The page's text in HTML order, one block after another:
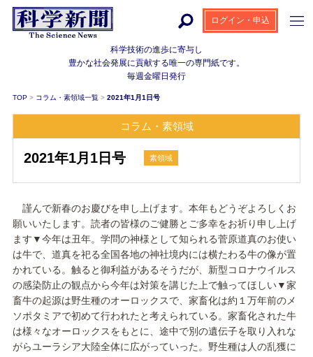
科学技術の進歩に寄与し
豊かな社会発展に貢献する唯一の専門紙です。
毎週金曜日発行
ログイン・申込
TOP > コラム・素領域一覧 > 2021年1月1日号
コラム・素領域
2021年1月1日号 素領域
謹んで新春のお慶びを申し上げます。本年もどうぞよろしくお
願いいたします。読者の皆様のご健勝とご多幸をお祈り申し上げ
ます▼今年は丑年。学問の神様として知られる菅原道真のお使い
は牛で、道真を祀る全国各地の神社境内には横たわる牛の像が置
かれている。触ると御利益があるそうだが、新型コロナウイルス
の感染防止の観点から今年は対策を講じた上で触ってほしい▼家
畜牛の起源は野生種のオーロックスで、家畜化は約１万年前のメ
ソポタミアで初めて行われたと考えられている。家畜化された牛
は様々なオーロックスをもとに、途中で別の遺伝子を取り入れな
がらユーラシア大陸全体に広がっていった。野生種は人の乱獲に